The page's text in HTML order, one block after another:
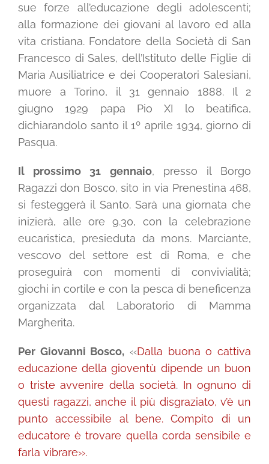
sue forze all’educazione degli adolescenti;
alla formazione dei giovani al lavoro ed alla
vita cristiana. Fondatore della Società di San
Francesco di Sales, dell’Istituto delle Figlie di
Maria Ausiliatrice e dei Cooperatori Salesiani,
muore a Torino, il 31 gennaio 1888. Il 2
giugno 1929 papa Pio XI lo beatifica,
dichiarandolo santo il 1º aprile 1934, giorno di
Pasqua.
Il prossimo 31 gennaio, presso il Borgo
Ragazzi don Bosco, sito in via Prenestina 468,
si festeggerà il Santo. Sarà una giornata che
inizierà, alle ore 9.30, con la celebrazione
eucaristica, presieduta da mons. Marciante,
vescovo del settore est di Roma, e che
proseguirà con momenti di convivialità;
giochi in cortile e con la pesca di beneficenza
organizzata dal Laboratorio di Mamma
Margherita.
Per Giovanni Bosco, ‹‹Dalla buona o cattiva
educazione della gioventù dipende un buon
o triste avvenire della società. In ognuno di
questi ragazzi, anche il più disgraziato, v’è un
punto accessibile al bene. Compito di un
educatore è trovare quella corda sensibile e
farla vibrare››.